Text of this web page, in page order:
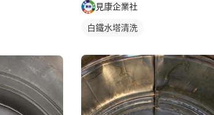
見康企業社
白鐵水塔清洗